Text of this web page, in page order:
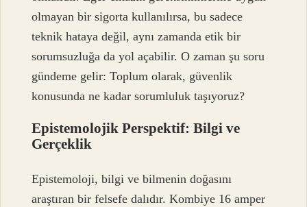
olmayan bir sigorta kullanılırsa, bu sadece
teknik hataya değil, aynı zamanda etik bir
sorumsuzluğa da yol açabilir. O zaman şu soru
gündeme gelir: Toplum olarak, güvenlik
konusunda ne kadar sorumluluk taşıyoruz?
Epistemolojik Perspektif: Bilgi ve
Gerçeklik
Epistemoloji, bilgi ve bilmenin doğasını
araştıran bir felsefe dalıdır. Kombiye 16 amper